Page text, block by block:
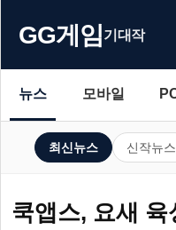
GG게임기대작
뉴스 모바일
최신뉴스 신작뉴스
쿡앱스, 요새